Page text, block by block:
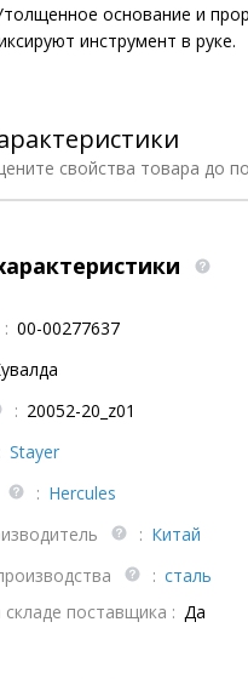
основание и
инструмент в руке.
свойства товара до
: 00-00277637
: 20052-20_z01
Stayer
: Hercules
: Китай
: сталь
поставщика : Да